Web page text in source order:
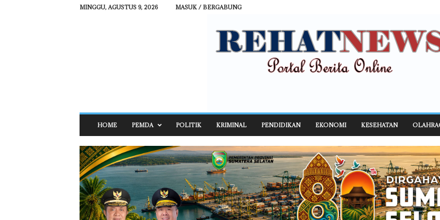
MINGGU, AGUSTUS 9, 2026 MASUK / BERGABUNG
H
A
T
N
E
W
S
HOME PEMDA POLITIK KRIMINAL PENDIDIKAN EKONOMI KESEHATAN